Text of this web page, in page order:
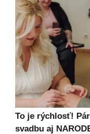
To je rýchlosť!
svadbu aj